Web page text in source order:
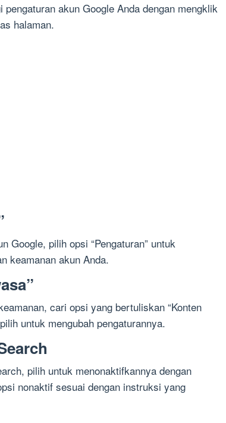
akun Google Anda dengan mengklik
halaman.
Google, pilih opsi “Pengaturan” untuk
keamanan akun Anda.
cari opsi yang bertuliskan “Konten
untuk mengubah pengaturannya.
pilih untuk menonaktifkannya dengan
nonaktif sesuai dengan instruksi yang